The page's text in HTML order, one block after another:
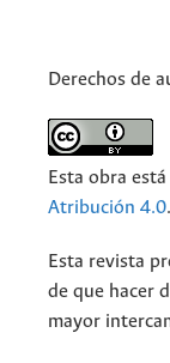
Derechos de
Esta obra
Atribución 4.0.
Esta revista
de que hacer
mayor